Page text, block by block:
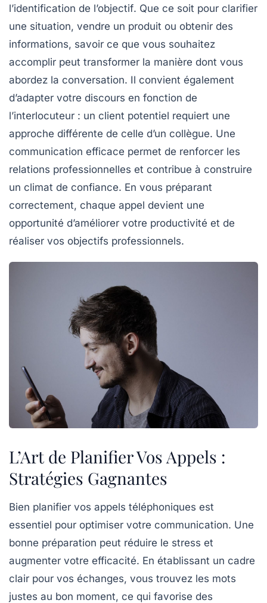
l’identification de l’objectif. Que ce soit pour clarifier
une situation, vendre un produit ou obtenir des
informations, savoir ce que vous souhaitez
accomplir peut transformer la manière dont vous
abordez la conversation. Il convient également
d’adapter votre discours en fonction de
l’interlocuteur : un client potentiel requiert une
approche différente de celle d’un collègue. Une
communication efficace permet de renforcer les
relations professionnelles et contribue à construire
un climat de confiance. En vous préparant
correctement, chaque appel devient une
opportunité d’améliorer votre productivité et de
réaliser vos objectifs professionnels.
L’Art de Planifier Vos Appels :
Stratégies Gagnantes
Bien planifier vos appels téléphoniques est
essentiel pour optimiser votre communication. Une
bonne préparation peut réduire le stress et
augmenter votre efficacité. En établissant un cadre
clair pour vos échanges, vous trouvez les mots
justes au bon moment, ce qui favorise des